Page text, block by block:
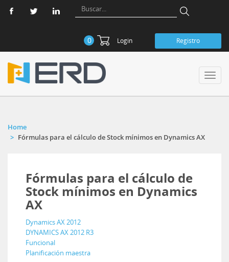
0 Login Registro
Home
Fórmulas para el cálculo de Stock mínimos en Dynamics AX
Fórmulas para el cálculo de
Stock mínimos en Dynamics
AX
Dynamics AX 2012
DYNAMICS AX 2012 R3
Funcional
Planificación maestra